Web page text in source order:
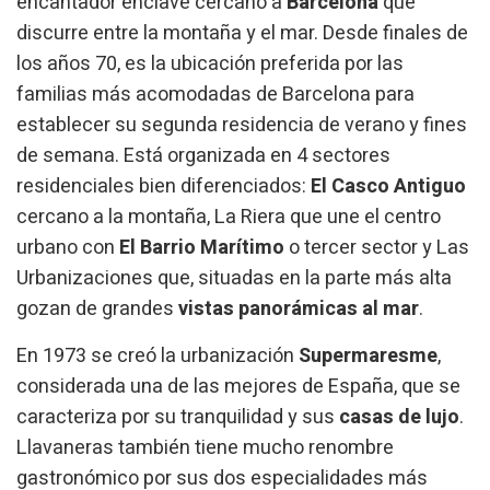
discurre entre la montaña y el mar. Desde finales de
los años 70, es la ubicación preferida por las
familias más acomodadas de Barcelona para
establecer su segunda residencia de verano y fines
de semana. Está organizada en 4 sectores
residenciales bien diferenciados: El Casco Antiguo
cercano a la montaña, La Riera que une el centro
urbano con El Barrio Marítimo o tercer sector y Las
Urbanizaciones que, situadas en la parte más alta
gozan de grandesvistas panorámicas al mar.
En 1973 se creó la urbanización Supermaresme,
considerada una de las mejores de España, que se
caracteriza por su tranquilidad y sus casas de lujo.
Llavaneras también tiene mucho renombre
gastronómico por sus dos especialidades más